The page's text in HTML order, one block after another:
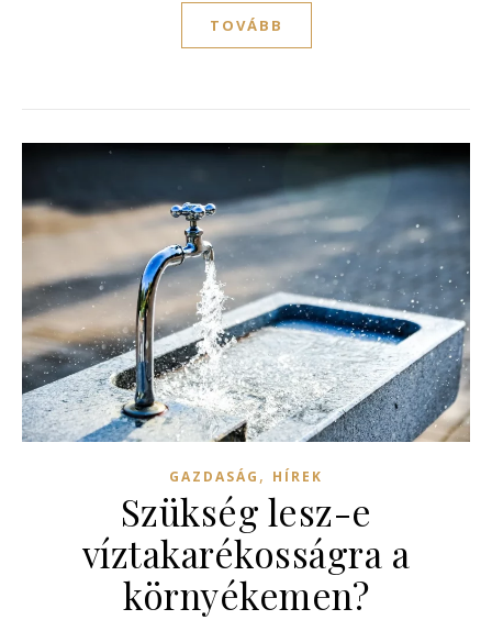
TOVÁBB
GAZDASÁG , HÍREK
Szükség lesz-e
víztakarékosságra a
környékemen?